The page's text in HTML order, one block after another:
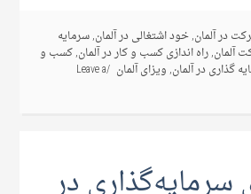
در آلمان,خود اشتغالی در آلمان,سرمایه
آلمان,راه اندازی کسب و کار در آلمان,کسب و
گذاری در آلمان,ویزای آلمان Leave a
در